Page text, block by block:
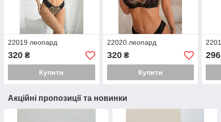
22019 леопард
320 ₴
Купити
22020 леопард
320₴
Купити
296
Акційні пропозиції та новинки